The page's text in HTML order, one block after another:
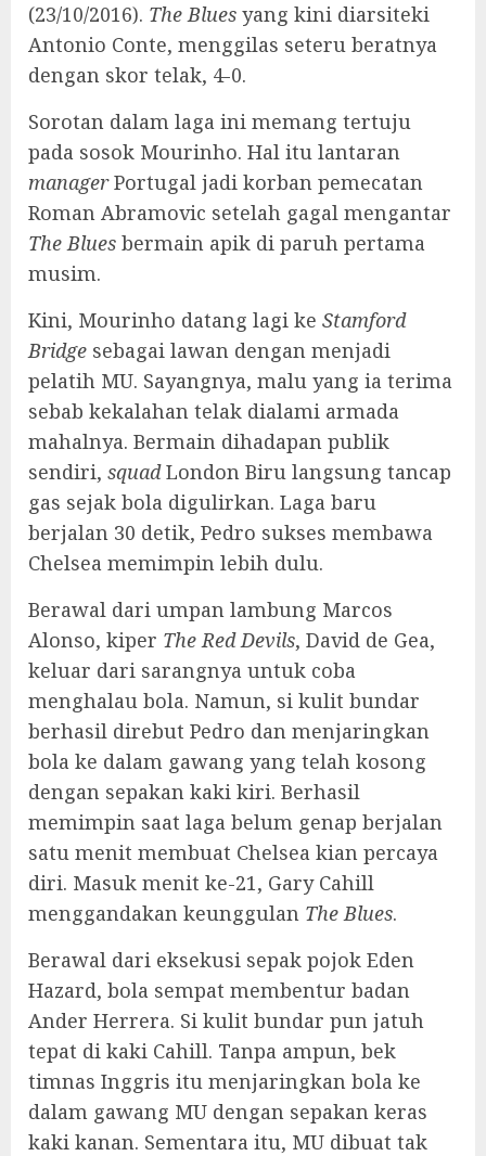
(23/10/2016). The Blues yang kini diarsiteki
Antonio Conte, menggilas seteru beratnya
dengan skor telak, 4-0.
Sorotan dalam laga ini memang tertuju
pada sosok Mourinho. Hal itu lantaran
managerPortugal jadi korban pemecatan
Roman Abramovic setelah gagal mengantar
The Blues bermain apik di paruh pertama
musim.
Kini, Mourinho datang lagi ke Stamford
Bridge sebagai lawan dengan menjadi
pelatih MU. Sayangnya, malu yang ia terima
sebab kekalahan telak dialami armada
mahalnya. Bermain dihadapan publik
sendiri, squadLondon Biru langsung tancap
gas sejak bola digulirkan. Laga baru
berjalan 30 detik, Pedro sukses membawa
Chelsea memimpin lebih dulu.
Berawal dari umpan lambung Marcos
Alonso, kiper The Red Devils, David de Gea,
keluar dari sarangnya untuk coba
menghalau bola. Namun, si kulit bundar
berhasil direbut Pedro dan menjaringkan
bola ke dalam gawang yang telah kosong
dengan sepakan kaki kiri. Berhasil
memimpin saat laga belum genap berjalan
satu menit membuat Chelsea kian percaya
diri. Masuk menit ke-21, Gary Cahill
menggandakan keunggulan The Blues.
Berawal dari eksekusi sepak pojok Eden
Hazard, bola sempat membentur badan
Ander Herrera. Si kulit bundar pun jatuh
tepat di kaki Cahill. Tanpa ampun, bek
timnas Inggris itu menjaringkan bola ke
dalam gawang MU dengan sepakan keras
kaki kanan. Sementara itu, MU dibuat tak